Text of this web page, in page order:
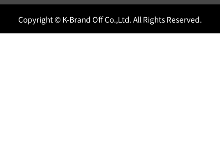
Copyright © K-Brand Off Co.,Ltd. All Rights Reserved.